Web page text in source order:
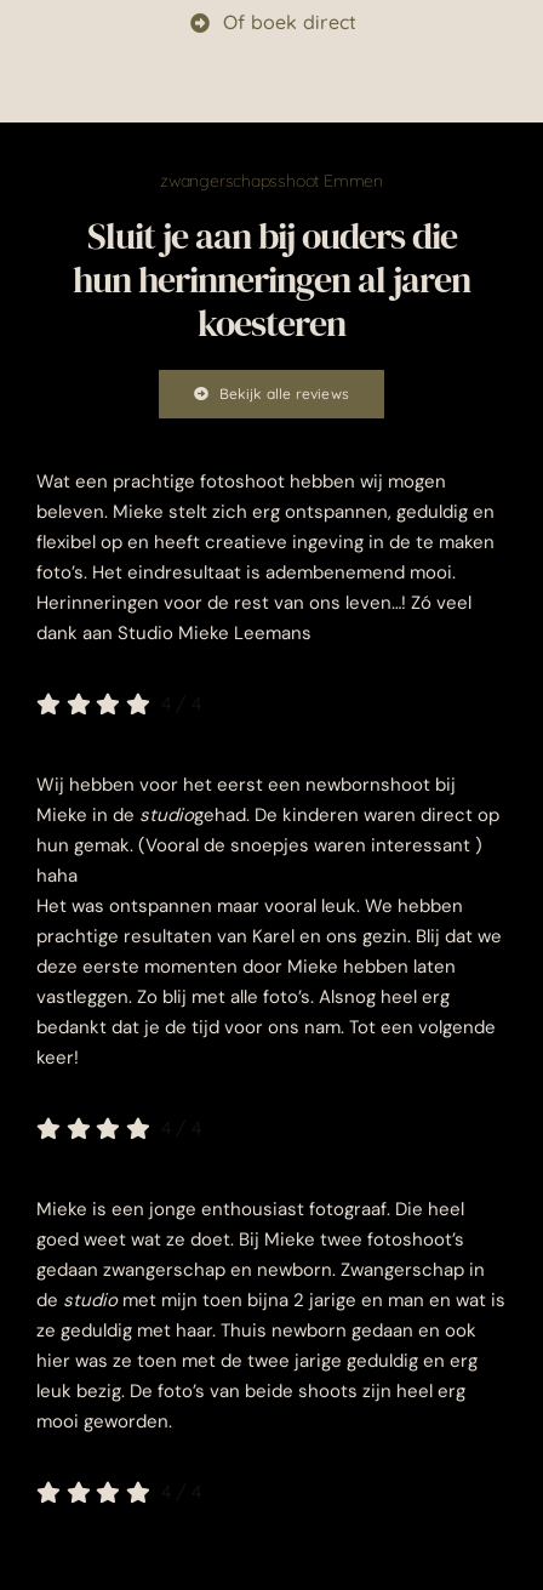
Of boek direct
zwangerschapsshoot Emmen
Sluit je aan bij ouders die
hun herinneringen al jaren
koesteren
Bekijk alle reviews
Wat een prachtige fotoshoot hebben wij mogen
beleven. Mieke stelt zich erg ontspannen, geduldig en
flexibel op en heeft creatieve ingeving in de te maken
foto’s. Het eindresultaat is adembenemend mooi.
Herinneringen voor de rest van ons leven…! Zó veel
dank aan Studio Mieke Leemans
Wij hebben voor het eerst een newbornshoot bij
Mieke in de studiogehad. De kinderen waren direct op
hun gemak. (Vooral de snoepjes waren interessant )
haha
Het was ontspannen maar vooral leuk. We hebben
prachtige resultaten van Karel en ons gezin. Blij dat we
deze eerste momenten door Mieke hebben laten
vastleggen. Zo blij met alle foto’s. Alsnog heel erg
bedankt dat je de tijd voor ons nam. Tot een volgende
keer!
Mieke is een jonge enthousiast fotograaf. Die heel
goed weet wat ze doet. Bij Mieke twee fotoshoot’s
gedaan zwangerschap en newborn. Zwangerschap in
de studiomet mijn toen bijna 2 jarige en man en wat is
ze geduldig met haar. Thuis newborn gedaan en ook
hier was ze toen met de twee jarige geduldig en erg
leuk bezig. De foto’s van beide shoots zijn heel erg
mooi geworden.